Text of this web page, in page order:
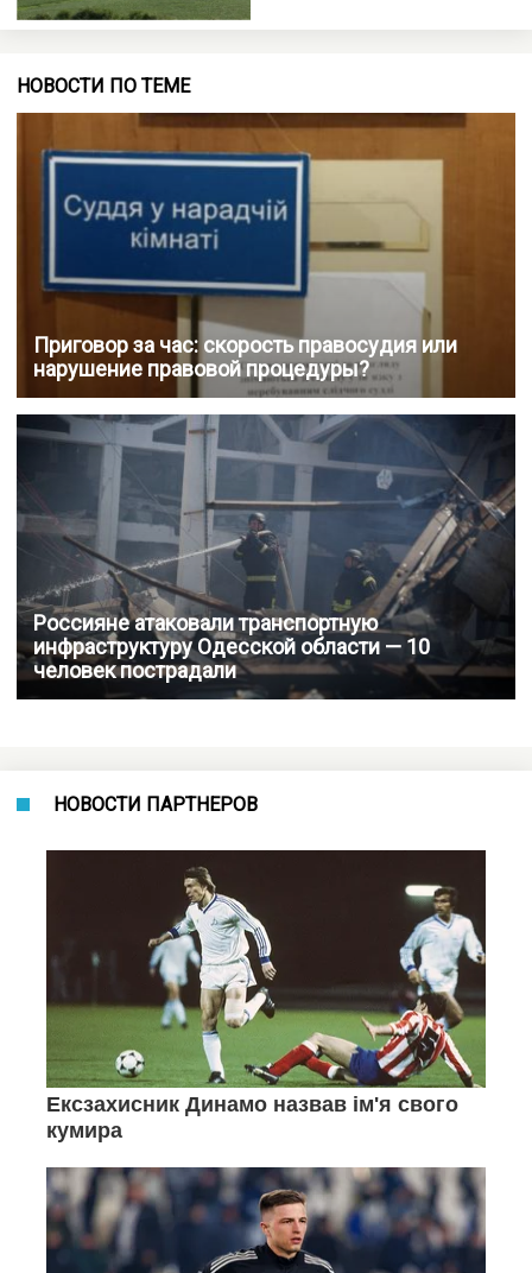
НОВОСТИ ПО ТЕМЕ
Приговор за час: скорость правосудия или
нарушение правовой процедуры?
Россияне атаковали транспортную
инфраструктуру Одесской области — 10
человек пострадали
НОВОСТИ ПАРТНЕРОВ